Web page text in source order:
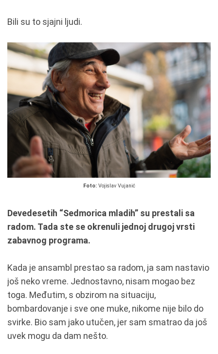
Bili su to sjajni ljudi.
Foto:Vojislav Vujanić
Devedesetih “Sedmorica mladih” su prestali sa
radom. Tada ste se okrenuli jednoj drugoj vrsti
zabavnog programa.
Kada je ansambl prestao sa radom, ja sam nastavio
još neko vreme. Jednostavno, nisam mogao bez
toga. Međutim, s obzirom na situaciju,
bombardovanje i sve one muke, nikome nije bilo do
svirke. Bio sam jako utučen, jer sam smatrao da još
uvek mogu da dam nešto.